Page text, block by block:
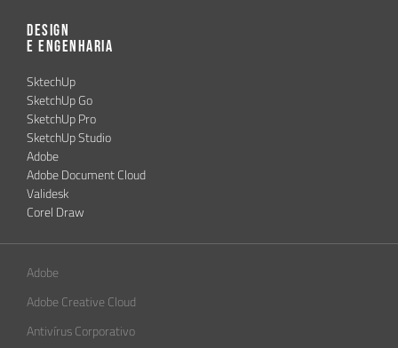
Design
e Engenharia
SktechUp
SketchUp Go
SketchUp Pro
SketchUp Studio
Adobe
Adobe Document Cloud
Validesk
Corel Draw
Adobe
Adobe Creative Cloud
Antivírus Corporativo